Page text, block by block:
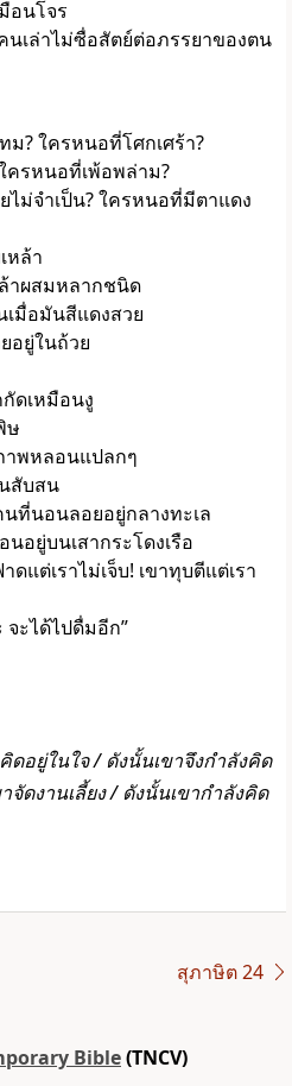
อนโจร
เล่าไม่ซื่อสัตย์ต่อภรรยาของตน
? ใครหนอที่โศกเศร้า?
ครหนอที่เพ้อพล่าม?
ไม่จำเป็น? ใครหนอที่มีตาแดง
หล้า
าผสมหลากชนิด
เมื่อมันสีแดงสวย
อยู่ในถ้วย
ดเหมือนงู
ษ
าพหลอนแปลกๆ
สับสน
นที่นอนลอยอยู่กลางทะเล
อยู่บนเสากระโดงเรือ
ดแต่เราไม่เจ็บ! เขาทุบตีแต่เรา
จะได้ไปดื่มอีก”
คิดอยู่ในใจ / ดังนั้นเขาจึงกำลังคิด
จัดงานเลี้ยง / ดังนั้นเขากำลังคิด
สุภาษิต 24
Bible(TNCV)